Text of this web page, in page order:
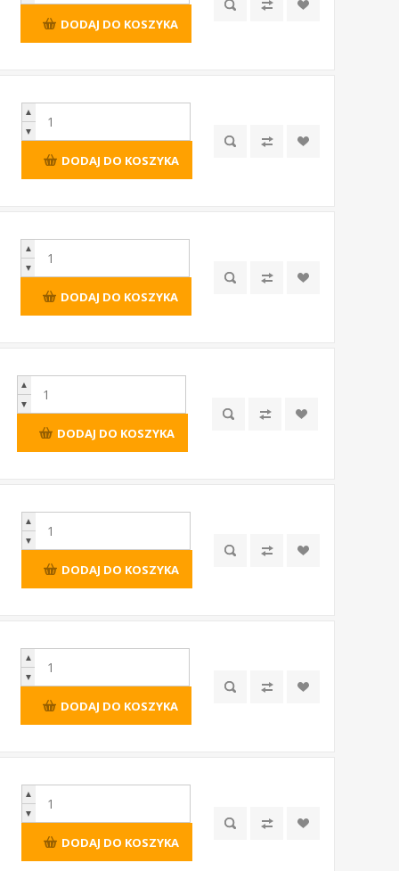
DODAJ DO KOSZYKA
▲
▼
DODAJ DO KOSZYKA
▲
▼
DODAJ DO KOSZYKA
▲
▼
DODAJ DO KOSZYKA
▲
▼
DODAJ DO KOSZYKA
▲
▼
DODAJ DO KOSZYKA
▲
▼
DODAJ DO KOSZYKA